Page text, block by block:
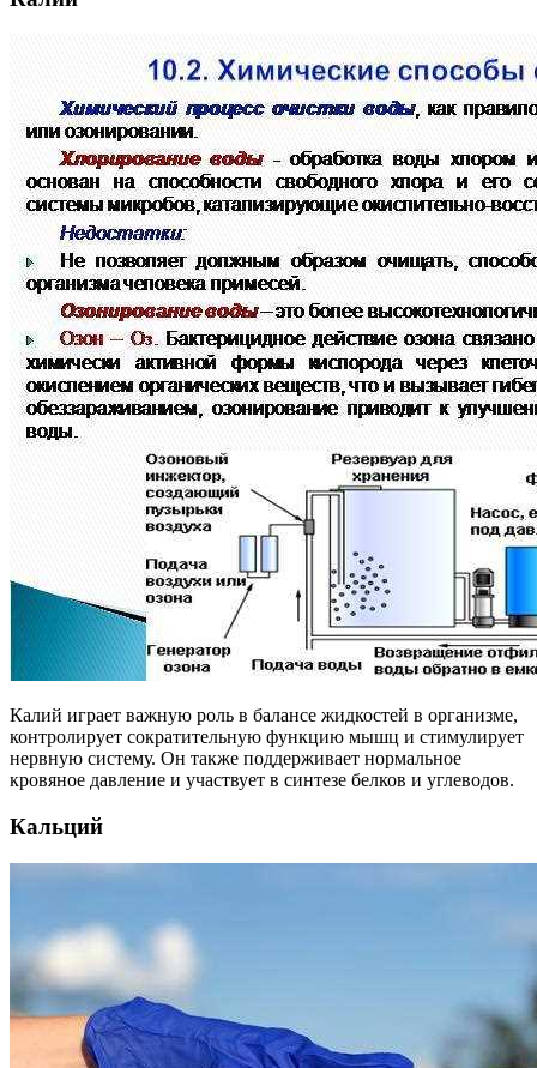
Калий играет важную роль в балансе жидкостей в организме,
контролирует сократительную функцию мышц и стимулирует
нервную систему. Он также поддерживает нормальное
кровяное давление и участвует в синтезе белков и углеводов.
Кальций